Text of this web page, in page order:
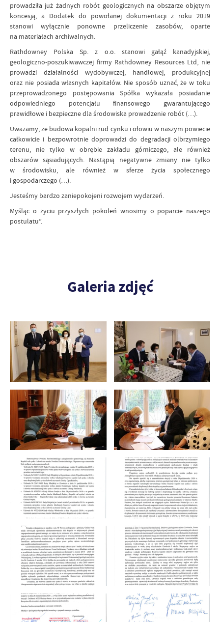
prowadziła już żadnych robót geologicznych na obszarze objętym
koncesją, a Dodatek do powołanej dokumentacji z roku 2019
stanowi wyłącznie ponowne przeliczenie zasobów, oparte
na materiałach archiwalnych.
Rathdowney Polska Sp. z o.o. stanowi gałąź kanadyjskiej,
geologiczno-poszukiwawczej firmy Rathdowney Resources Ltd, nie
prowadzi działalności wydobywczej, handlowej, produkcyjnej
oraz nie posiada własnych kapitałów. Nie sposób uznać, że w toku
przeprowadzonego postępowania Spółka wykazała posiadanie
odpowiedniego potencjału finansowego gwarantującego
prawidłowe i bezpieczne dla środowiska prowadzenie robót (…).
Uważamy, że budowa kopalni rud cynku i ołowiu w naszym powiecie
całkowicie i bezpowrotnie doprowadzi do degradacji olbrzymiego
terenu, nie tylko w obrębie zakładu górniczego, ale również
obszarów sąsiadujących. Nastąpią negatywne zmiany nie tylko
w środowisku, ale również w sferze życia społecznego
i gospodarczego (…).
Jesteśmy bardzo zaniepokojeni rozwojem wydarzeń.
Myśląc o życiu przyszłych pokoleń wnosimy o poparcie naszego
postulatu”.
Galeria zdjęć